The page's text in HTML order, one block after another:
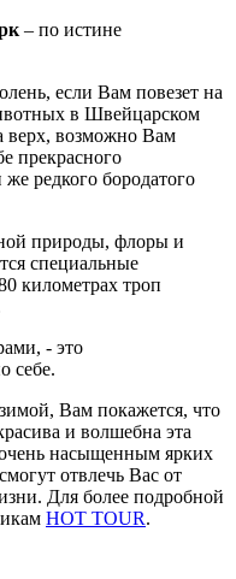
– по истине
если Вам повезет на
в Швейцарском
верх, возможно Вам
прекрасного
редкого бородатого
природы, флоры и
специальные
километрах троп
- это
себе.
Вам покажется, что
и волшебна эта
насыщенным ярких
отвлечь Вас от
Для более подробной
HOT TOUR.